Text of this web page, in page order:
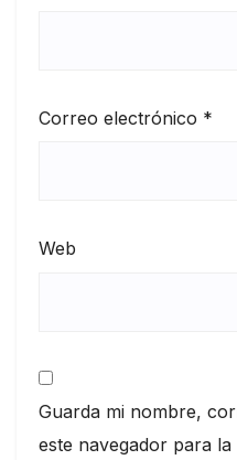
Correo electrónico *
Web
Guarda mi nombre,
este navegador para